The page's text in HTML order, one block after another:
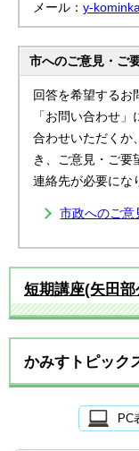
メール：y-
市へのご意見・ご
回答を希望するお
「お問い合わせ
合わせいただくか
き、ご意見・ご要
連絡先が必要にな
市政へのご意
短期講座(矢田部
かみすトピック
PC